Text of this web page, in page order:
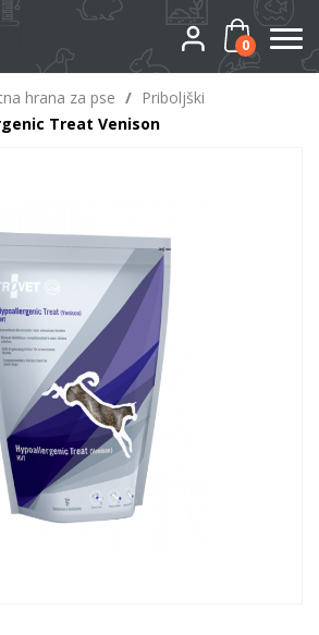
0
hrana za pse / Priboljški
Treat Venison